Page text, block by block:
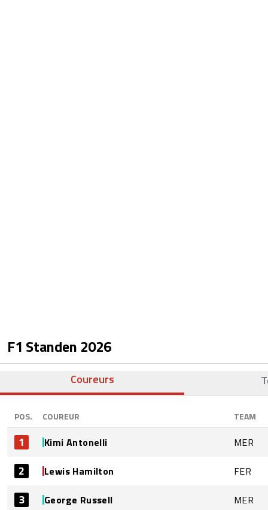
F1 Standen 2026
Coureurs
POS. COUREUR TEAM
1 Kimi Antonelli MER
2 Lewis Hamilton FER
3 George Russell MER